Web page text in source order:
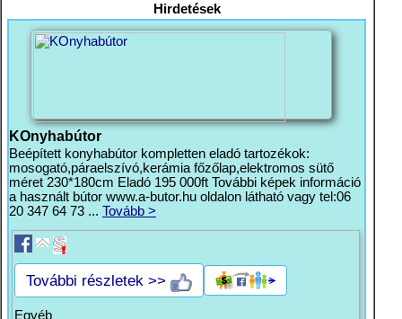
-
Hirdetések
KOnyhabútor
Beépített konyhabútor kompletten eladó tartozékok:
mosogató,páraelszívó,kerámia főzőlap,elektromos sütő
méret 230*180cm Eladó 195 000ft További képek információ
a használt bútor www.a-butor.hu oldalon látható vagy tel:06
20 347 64 73 ... Tovább >
További részletek >>
Egyéb